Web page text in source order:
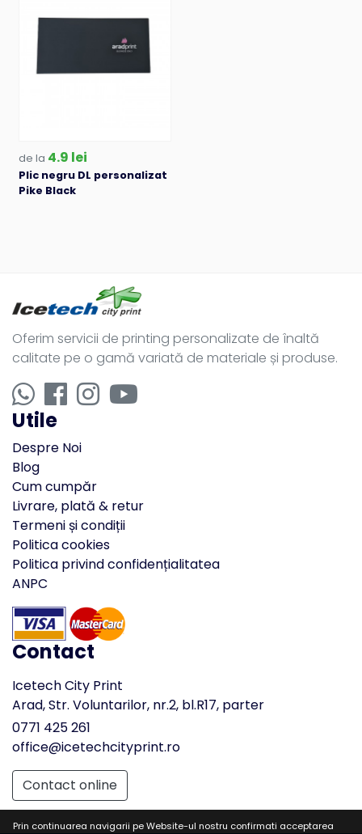
de la 4.9 lei
Plic negru DL personalizat
Pike Black
Oferim servicii de printing personalizate de înaltă
calitate pe o gamă variată de materiale și produse.
Utile
Despre Noi
Blog
Cum cumpăr
Livrare, plată & retur
Termeni și condiții
Politica cookies
Politica privind confidențialitatea
ANPC
Contact
Icetech City Print
Arad, Str. Voluntarilor, nr.2, bl.R17, parter
0771 425 261
office@icetechcityprint.ro
Contact online
Prin continuarea navigarii pe Website-ul nostru confirmati acceptarea